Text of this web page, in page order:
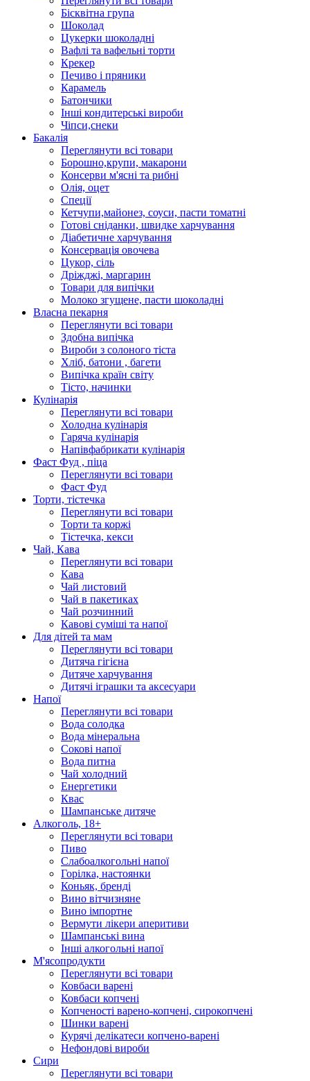
Бісквітна група
Шоколад
Цукерки шоколадні
Вафлі та вафельні торти
Крекер
Печиво і пряники
Карамель
Батончики
Інші кондитерські вироби
Чіпси,снеки
Бакалія
Переглянути всі товари
Борошно,крупи, макарони
Консерви м'ясні та рибні
Олія, оцет
Спеції
Кетчупи,майонез, соуси, пасти томатні
Готові сніданки, швидке харчування
Діабетичне харчування
Консервація овочева
Цукор, сіль
Дріжджі, маргарин
Товари для випічки
Молоко згущене, пасти шоколадні
Власна пекарня
Переглянути всі товари
Здобна випічка
Вироби з солоного тіста
Хліб, батони , багети
Випічка країн світу
Тісто, начинки
Кулінарія
Переглянути всі товари
Холодна кулінарія
Гаряча кулінарія
Напівфабрикати кулінарія
Фаст Фуд , піца
Переглянути всі товари
Фаст Фуд
Торти, тістечка
Переглянути всі товари
Торти та коржі
Тістечка, кекси
Чай, Кава
Переглянути всі товари
Кава
Чай листовий
Чай в пакетиках
Чай розчинний
Кавові суміші та напої
Для дітей та мам
Переглянути всі товари
Дитяча гігієна
Дитяче харчування
Дитячі іграшки та аксесуари
Напої
Переглянути всі товари
Вода солодка
Вода мінеральна
Сокові напої
Вода питна
Чай холодний
Енергетики
Квас
Шампанське дитяче
Алкоголь, 18+
Переглянути всі товари
Пиво
Слабоалкогольні напої
Горілка, настоянки
Коньяк, бренді
Вино вітчизняне
Вино імпортне
Вермути лікери аперитиви
Шампанські вина
Інші алкогольні напої
М'ясопродукти
Переглянути всі товари
Ковбаси варені
Ковбаси копчені
Копченості варено-копчені, сирокопчені
Шинки варені
Курячі делікатеси копчено-варені
Нефондові вироби
Сири
Переглянути всі товари